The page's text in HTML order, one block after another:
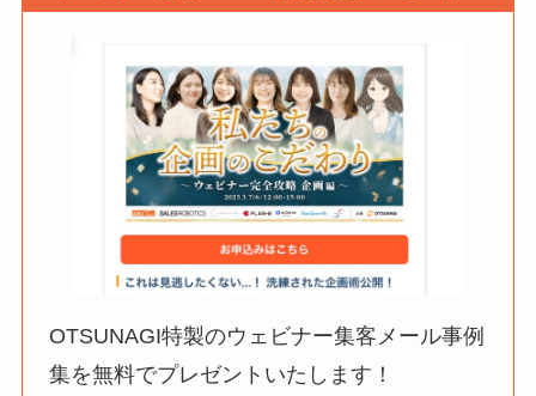
OTSUNAGI特製のウェビナー集客メール事例
集を無料でプレゼントいたします！